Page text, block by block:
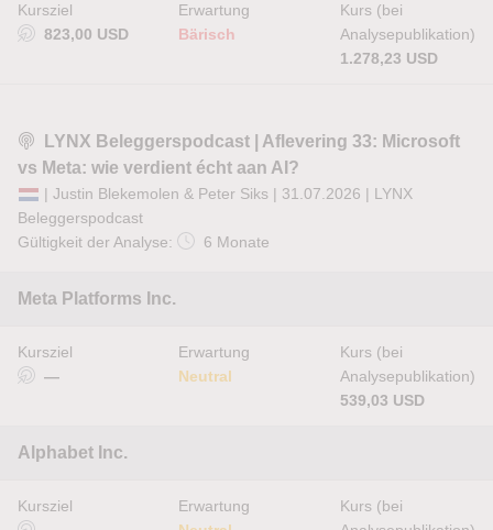
Kursziel
823,00 USD
Erwartung
Bärisch
Kurs (bei
Analysepublikation)
1.278,23 USD
LYNX Beleggerspodcast | Aflevering 33: Microsoft
vs Meta: wie verdient écht aan AI?
| Justin Blekemolen & Peter Siks | 31.07.2026 | LYNX
Beleggerspodcast
Gültigkeit der Analyse:
6 Monate
Meta Platforms Inc.
Kursziel
—
Erwartung
Neutral
Kurs (bei
Analysepublikation)
539,03 USD
Alphabet Inc.
Kursziel
Erwartung
Kurs (bei